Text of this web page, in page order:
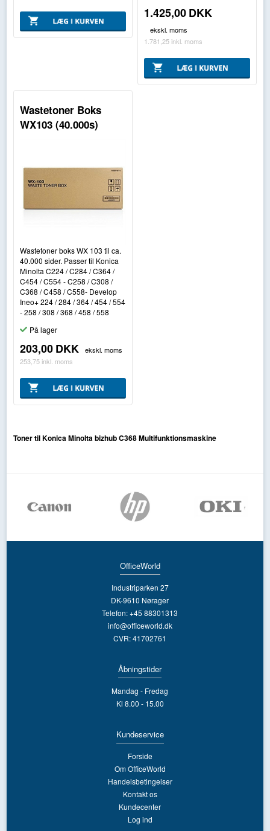
1.425,00DKK
ekskl. moms
1.781,25 inkl. moms
Wastetoner Boks
WX103 (40.000s)
Wastetoner boks WX 103 til ca.
40.000 sider. Passer til Konica
Minolta C224 / C284 / C364 /
C454 / C554 - C258 / C308 /
C368 / C458 / C558- Develop
Ineo+ 224 / 284 / 364 / 454 / 554
- 258 / 308 / 368 / 458 / 558
På lager
203,00DKK
ekskl. moms
253,75 inkl. moms
Toner til Konica Minolta bizhub C368 Multifunktionsmaskine
OfficeWorld
Industriparken 27
DK-9610 Nørager
Telefon: +45 88301313
info@officeworld.dk
CVR: 41702761
Åbningstider
Mandag - Fredag
Kl 8.00 - 15.00
Kundeservice
Forside
Om OfficeWorld
Handelsbetingelser
Kontakt os
Kundecenter
Log ind